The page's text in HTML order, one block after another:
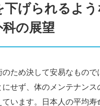
下げられるよ
の展望
ため決して安易なもの
せず、体のメンテナン
います。日本人の平均